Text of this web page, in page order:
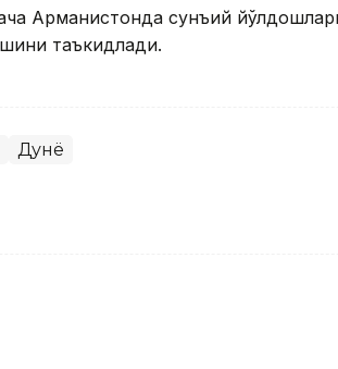
Арманистонда сунъий
таъкидлади.
Дунё